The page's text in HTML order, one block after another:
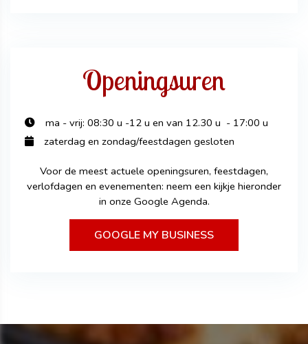
Openingsuren
ma - vrij: 08:30 u -12 u en van 12.30 u - 17:00 u
zaterdag en zondag/feestdagen gesloten
Voor de meest actuele openingsuren, feestdagen,
verlofdagen en evenementen: neem een kijkje hieronder
in onze Google Agenda.
GOOGLE MY BUSINESS